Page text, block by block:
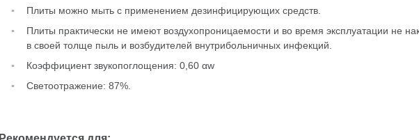
Плиты можно мыть с применением дезинфицирующих средств.
Плиты практически не имеют воздухопроницаемости и во время эксплуатации не
в своей толще пыль и возбудителей внутрибольничных инфекций.
Коэффициент звукопоглощения: 0,60 αw
Светоотражение: 87%.